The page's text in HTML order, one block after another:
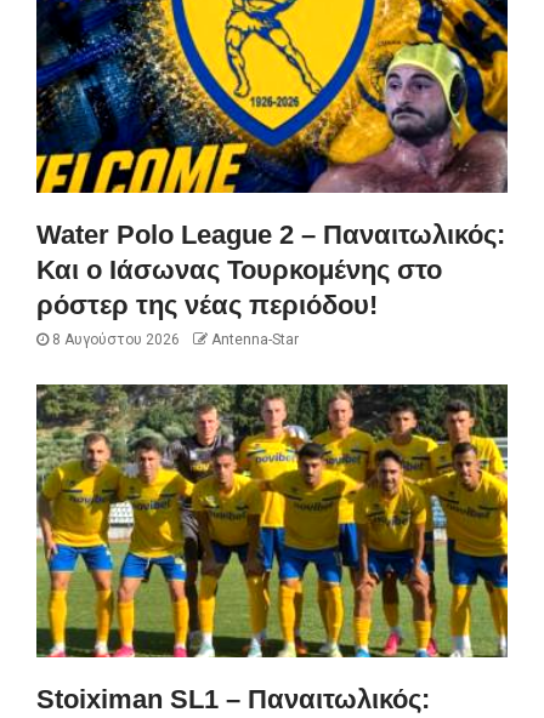
Water Polo League 2 – Παναιτωλικός:
Και ο Ιάσωνας Τουρκομένης στο
ρόστερ της νέας περιόδου!
8 Αυγούστου 2026 Antenna-Star
Stoiximan SL1 – Παναιτωλικός: